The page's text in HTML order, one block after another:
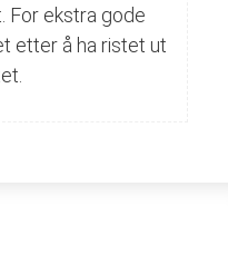
For ekstra gode
etter å ha ristet ut